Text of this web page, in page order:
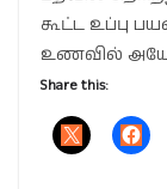
கூட்ட உப்பு
உணவில்
Share this: